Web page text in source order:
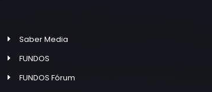
Saber Media
FUNDOS
FUNDOS Fórum